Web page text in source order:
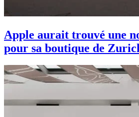
Apple aurait trouvé une
pour sa boutique de